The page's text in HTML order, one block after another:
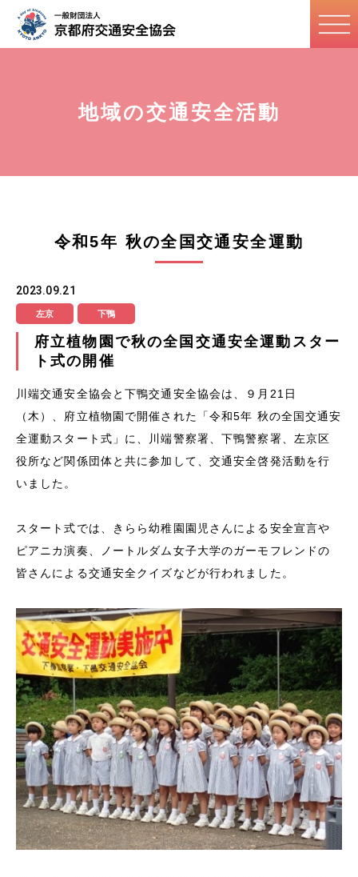
地域の交通安全活動
令和5年 秋の全国交通安全運動
2023.09.21
左京 下鴨
府立植物園で秋の全国交通安全運動スター
ト式の開催
川端交通安全協会と下鴨交通安全協会は、９月21日
（木）、府立植物園で開催された「令和5年 秋の全国交通安
全運動スタート式」に、川端警察署、下鴨警察署、左京区
役所など関係団体と共に参加して、交通安全啓発活動を行
いました。
スタート式では、きらら幼稚園園児さんによる安全宣言や
ピアニカ演奏、ノートルダム女子大学のガーモフレンドの
皆さんによる交通安全クイズなどが行われました。